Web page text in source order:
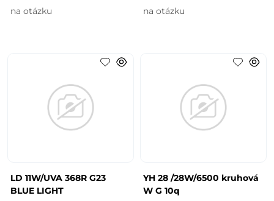
na otázku na otázku
LD 11W/UVA 368R G23
BLUE LIGHT
YH 28 /28W/6500 kruhová
W G 10q